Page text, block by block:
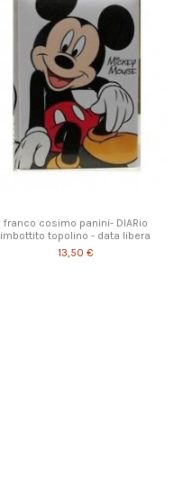
franco cosimo panini- DIARio
imbottito topolino - data libera
13,50 €